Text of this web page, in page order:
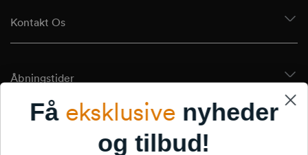
Kontakt Os
Åbningstider
Tilmeld Dig Vores Nyhedsbrev
Få eksklusive nyheder
og tilbud!